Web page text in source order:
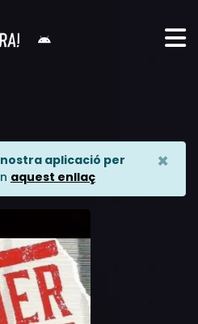
aplicació per
aquest enllaç
×